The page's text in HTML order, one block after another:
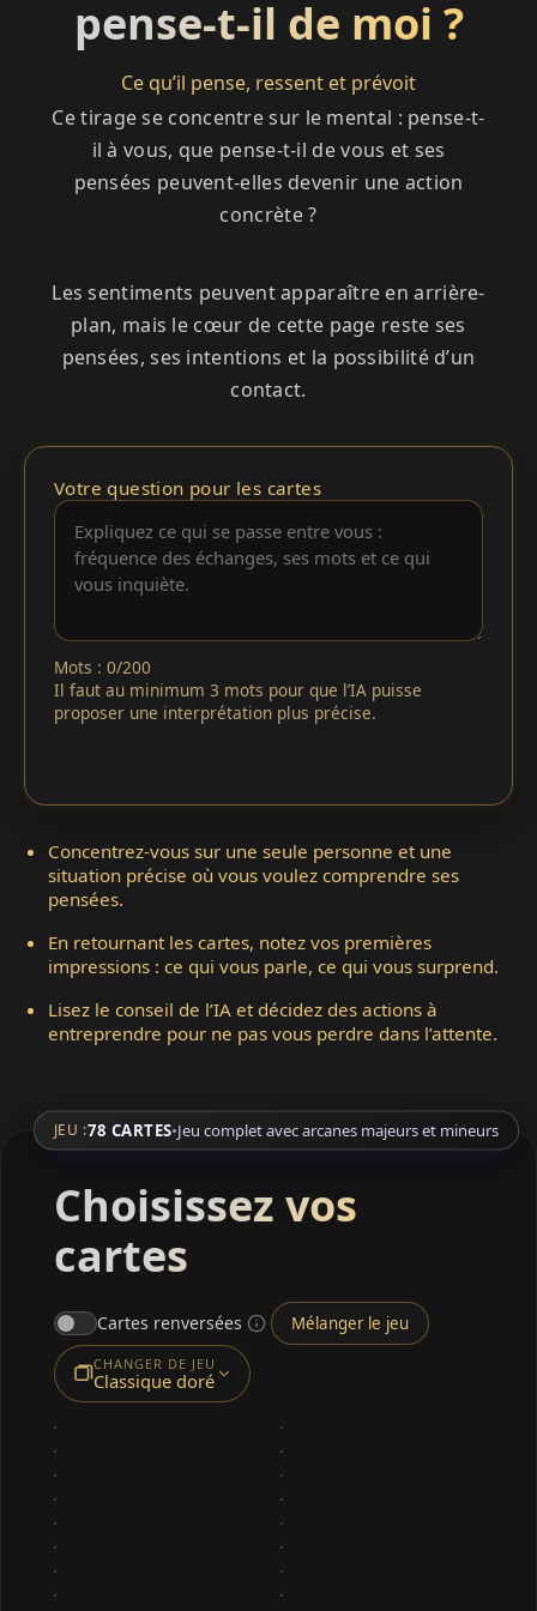
pense-t-il de moi ?
Ce qu’il pense, ressent et prévoit
Ce tirage se concentre sur le mental : pense-t-
il à vous, que pense-t-il de vous et ses
pensées peuvent-elles devenir une action
concrète ?
Les sentiments peuvent apparaître en arrière-
plan, mais le cœur de cette page reste ses
pensées, ses intentions et la possibilité d’un
contact.
Votre question pour les cartes
Mots : 0/200
Il faut au minimum 3 mots pour que l’IA puisse
proposer une interprétation plus précise.
Concentrez-vous sur une seule personne et une
situation précise où vous voulez comprendre ses
pensées.
En retournant les cartes, notez vos premières
impressions : ce qui vous parle, ce qui vous surprend.
Lisez le conseil de l’IA et décidez des actions à
entreprendre pour ne pas vous perdre dans l’attente.
JEU :78 CARTES•Jeu complet avec arcanes majeurs et mineurs
Choisissez vos
cartes
Cartes renversées Mélanger le jeu
CHANGER DE JEU
Classique doré